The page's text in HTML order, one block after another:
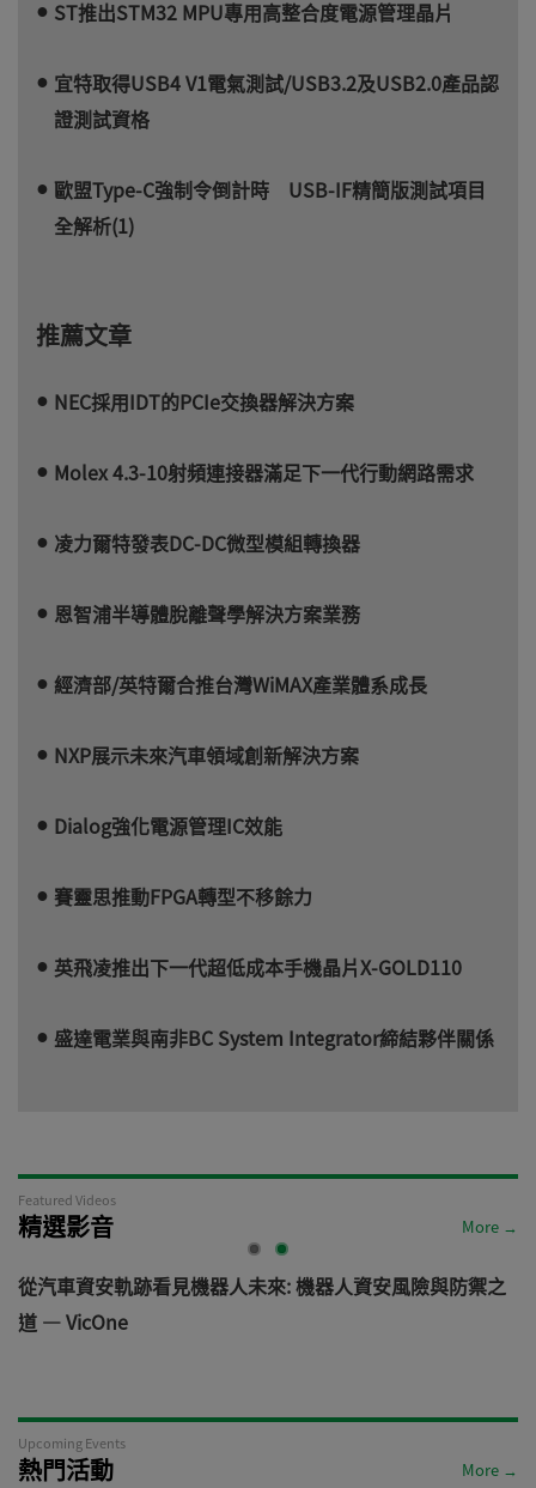
ST推出STM32 MPU專用高整合度電源管理晶片
宜特取得USB4 V1電氣測試/USB3.2及USB2.0產品認
證測試資格
歐盟Type-C強制令倒計時 USB-IF精簡版測試項目
全解析(1)
推薦文章
NEC採用IDT的PCIe交換器解決方案
Molex 4.3-10射頻連接器滿足下一代行動網路需求
凌力爾特發表DC-DC微型模組轉換器
恩智浦半導體脫離聲學解決方案業務
經濟部/英特爾合推台灣WiMAX產業體系成長
NXP展示未來汽車領域創新解決方案
Dialog強化電源管理IC效能
賽靈思推動FPGA轉型不移餘力
英飛凌推出下一代超低成本手機晶片X-GOLD110
盛達電業與南非BC System Integrator締結夥伴關係
Featured Videos
精選影音 More →
從汽車資安軌跡看見機器人未來: 機器人資安風險與防禦之
道 — VicOne
Upcoming Events
熱門活動 More →